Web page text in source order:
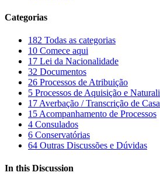
Categorias
182 Todas as categorias
10 Comece aqui
17 Lei da Nacionalidade
32 Documentos
26 Processos de Atribuição
5 Processos de Aquisição e
17 Averbação / Transcrição de
15 Acompanhamento de Processos
4 Consulados
6 Conservatórias
64 Outras Discussões e Dúvidas
In this Discussion